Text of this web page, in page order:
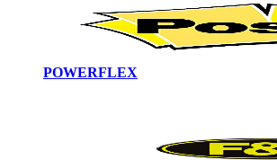
POWERFLEX